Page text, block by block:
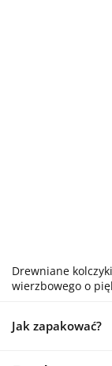
Drewniane
wierzbowego o
Jak zapakować?